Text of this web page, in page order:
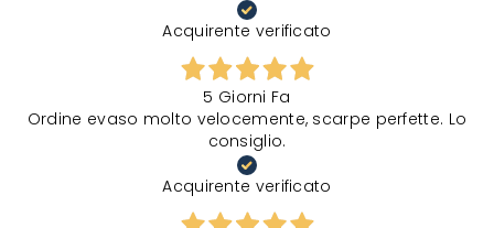
Acquirente verificato
5 Giorni Fa
Ordine evaso molto velocemente, scarpe perfette. Lo
consiglio.
Acquirente verificato